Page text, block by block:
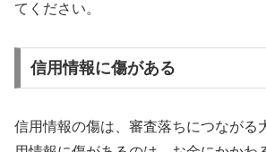
てください。
信用情報に傷がある
信用情報の傷は、審査落ちにつながる